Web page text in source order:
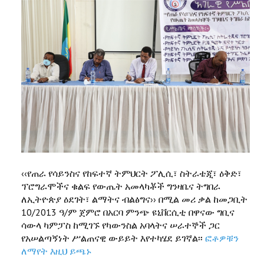
‹‹የጠራ የሳይንስና የከፍተኛ ትምህርት ፖሊሲ፣ ስትራቴጂ፣ ዕቅድ፣
ፕሮግራሞችና ቁልፍ የውጤት አመላካቾች ግንዛቤና ትግበራ
ለኢትዮጵያ ዕደገት፣ ልማትና ብልፅግና›› በሚል መሪ ቃል ከመጋቢት
10/2013 ዓ/ም ጀምሮ በአርባ ምንጭ ዩኒቨርሲቲ በዋናው ግቢና
ሳውላ ካምፓስ ከሚገኙ የካውንስል አባላትና ሠራተኞች ጋር
የአሠልጣኝነት ሥልጠናዊ ውይይት እየተካሄደ ይገኛል፡፡ ፎቶዎቹን
ለማየት እዚህ ይጫኑ